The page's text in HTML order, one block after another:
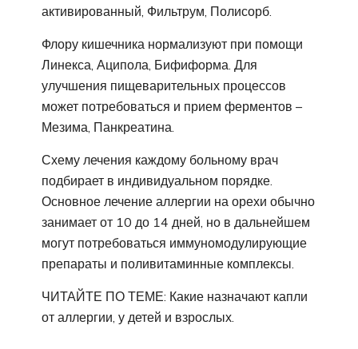
активированный, Фильтрум, Полисорб.
Флору кишечника нормализуют при помощи
Линекса, Аципола, Бифиформа. Для
улучшения пищеварительных процессов
может потребоваться и прием ферментов –
Мезима, Панкреатина.
Схему лечения каждому больному врач
подбирает в индивидуальном порядке.
Основное лечение аллергии на орехи обычно
занимает от 10 до 14 дней, но в дальнейшем
могут потребоваться иммуномодулирующие
препараты и поливитаминные комплексы.
ЧИТАЙТЕ ПО ТЕМЕ: Какие назначают капли
от аллергии, у детей и взрослых.